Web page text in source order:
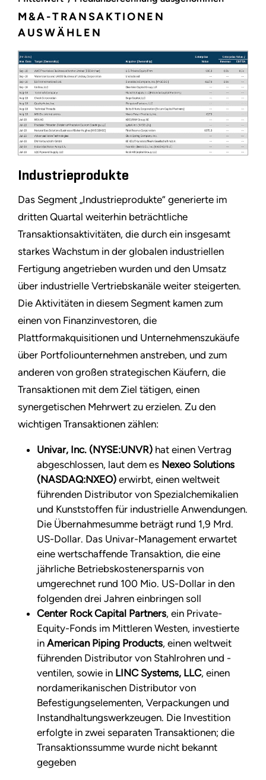
M&A-TRANSAKTIONEN
AUSWÄHLEN
Industrieprodukte
Das Segment „Industrieprodukte” generierte im
dritten Quartal weiterhin beträchtliche
Transaktionsaktivitäten, die durch ein insgesamt
starkes Wachstum in der globalen industriellen
Fertigung angetrieben wurden und den Umsatz
über industrielle Vertriebskanäle weiter steigerten.
Die Aktivitäten in diesem Segment kamen zum
einen von Finanzinvestoren, die
Plattformakquisitionen und Unternehmenszukäufe
über Portfoliounternehmen anstreben, und zum
anderen von großen strategischen Käufern, die
Transaktionen mit dem Ziel tätigen, einen
synergetischen Mehrwert zu erzielen. Zu den
wichtigen Transaktionen zählen:
Univar, Inc. (NYSE:UNVR) hat einen Vertrag
abgeschlossen, laut dem es Nexeo Solutions
(NASDAQ:NXEO) erwirbt, einen weltweit
führenden Distributor von Spezialchemikalien
und Kunststoffen für industrielle Anwendungen.
Die Übernahmesumme beträgt rund 1,9 Mrd.
US-Dollar. Das Univar-Management erwartet
eine wertschaffende Transaktion, die eine
jährliche Betriebskostenersparnis von
umgerechnet rund 100 Mio. US-Dollar in den
folgenden drei Jahren einbringen soll
Center Rock Capital Partners, ein Private-
Equity-Fonds im Mittleren Westen, investierte
in American Piping Products, einen weltweit
führenden Distributor von Stahlrohren und -
ventilen, sowie in LINC Systems, LLC, einen
nordamerikanischen Distributor von
Befestigungselementen, Verpackungen und
Instandhaltungswerkzeugen. Die Investition
erfolgte in zwei separaten Transaktionen; die
Transaktionssumme wurde nicht bekannt
gegeben